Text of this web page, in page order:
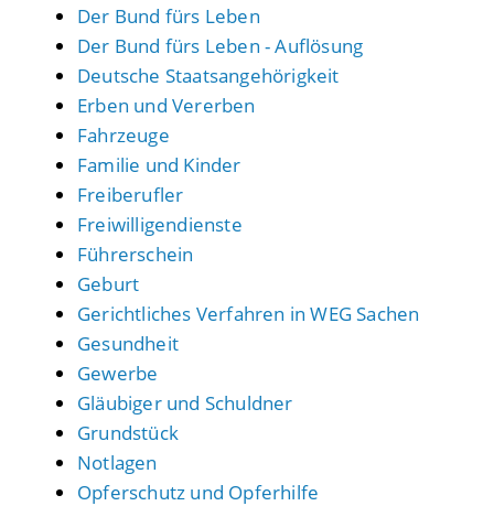
Der Bund fürs Leben
Der Bund fürs Leben - Auflösung
Deutsche Staatsangehörigkeit
Erben und Vererben
Fahrzeuge
Familie und Kinder
Freiberufler
Freiwilligendienste
Führerschein
Geburt
Gerichtliches Verfahren in WEG Sachen
Gesundheit
Gewerbe
Gläubiger und Schuldner
Grundstück
Notlagen
Opferschutz und Opferhilfe